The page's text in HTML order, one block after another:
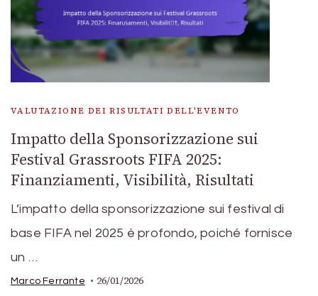
VALUTAZIONE DEI RISULTATI DELL'EVENTO
Impatto della Sponsorizzazione sui
Festival Grassroots FIFA 2025:
Finanziamenti, Visibilità, Risultati
L’impatto della sponsorizzazione sui festival di
base FIFA nel 2025 è profondo, poiché fornisce
un …
Marco Ferrante 26/01/2026